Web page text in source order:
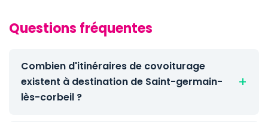
Questions fréquentes
Combien d'itinéraires de covoiturage
existent à destination de Saint-germain-
lès-corbeil ?